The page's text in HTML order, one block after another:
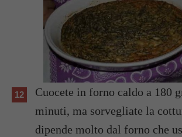
Cuocete in forno caldo a 180
minuti, ma sorvegliate la
dipende molto dal forno che